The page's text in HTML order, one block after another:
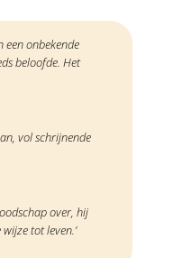
een onbekende
beloofde. Het
vol schrijnende
over, hij
tot leven.’